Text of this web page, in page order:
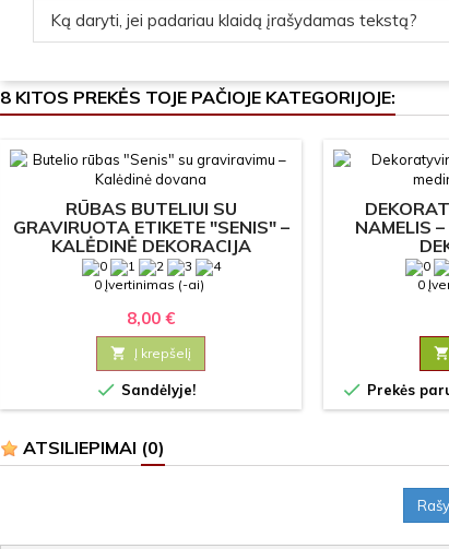
Ką daryti, jei padariau klaidą įrašydamas tekstą?
8 KITOS PREKĖS TOJE PAČIOJE KATEGORIJOJE:
RŪBAS BUTELIUI SU
GRAVIRUOTA ETIKETE "SENIS" –
KALĖDINĖ DEKORACIJA
0 Įvertinimas (-ai)
8,00 €
 Į krepšelį
 Sandėlyje!
NAMELIS
0

 Prekės
ATSILIEPIMAI (0)